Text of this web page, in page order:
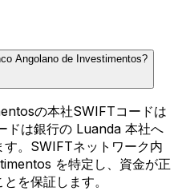
Angolano de Investimentos?
の本社SWIFTコードは
ドは銀行の Luanda 本社へ
。SWIFTネットワーク内
を特定し、資金が正
を保証します。